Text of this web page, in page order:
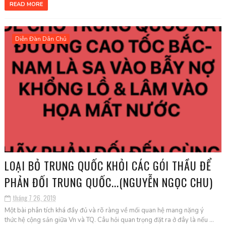
READ MORE
Diễn Đàn Dân Chủ
LOẠI BỎ TRUNG QUỐC KHỎI CÁC GÓI THẦU ĐỂ
PHẢN ĐỐI TRUNG QUỐC...(NGUYỄN NGỌC CHU)
tháng 7 26, 2019
Một bài phân tích khá đầy đủ và rõ ràng về mối quan hệ mang nặng ý
thức hệ cộng sản giữa Vn và TQ. Câu hỏi quan trọng đặt ra ở đây là nếu ...